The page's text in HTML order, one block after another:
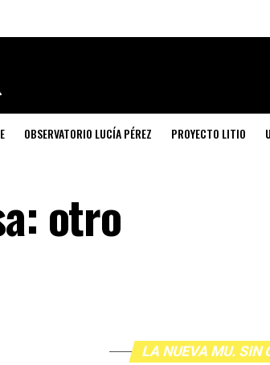
OBSERVATORIO LUCÍA PÉREZ PROYECTO LITIO
otro
LA NUEVA MU. SIN